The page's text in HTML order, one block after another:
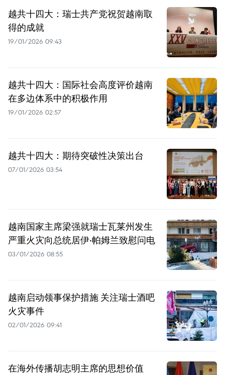
越共十四大：瑞士共产党祝贺越南取
得的成就
19/01/2026 09:43
越共十四大：国际社会高度评价越南
在多边体系中的积极作用
19/01/2026 02:57
越共十四大：期待突破性决策出台
07/01/2026 03:54
越南国家主席梁强就瑞士瓦莱州发生
严重火灾向总统居伊·帕姆兰致慰问电
03/01/2026 08:55
越南启动领事保护措施 关注瑞士酒吧
火灾事件
02/01/2026 09:41
在海外传播胡志明主席的思想价值